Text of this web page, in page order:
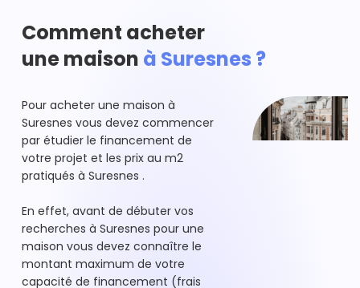
Comment acheter
une maison à Suresnes ?
Pour acheter une maison à
Suresnes vous devez commencer
par étudier le financement de
votre projet et les prix au m2
pratiqués à Suresnes .
En effet, avant de débuter vos
recherches à Suresnes pour une
maison vous devez connaître le
montant maximum de votre
capacité de financement (frais